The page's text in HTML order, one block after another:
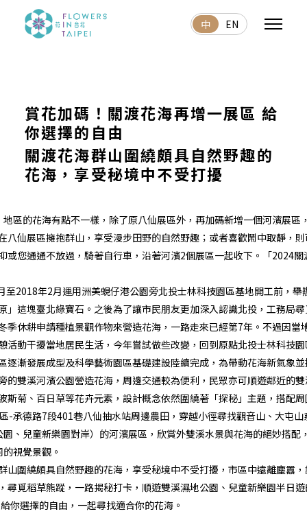
中 EN
賞花加碼！關渡花海再增一展區 給
你選擇的自由
關渡花海群山圍繞頗具自然野趣的
花海，享受秘境中不受打擾
區的花海有點不一樣，除了原八仙展區外，再加碼新增一個河濱展區
八仙展區擁抱群山，享受漫步田野的自然野趣；或者喜歡鬧中取靜，
或您通通不放過，騎著自行車，沿著河濱2個展區一起收下。「2024
2018年2月運用洲美蜆仔港公園旁北投士林科技園區基地開工前，舉
」這塊臺北綠寶石。之後為了讓市民朋友更加深入認識北投，工務局
季休耕申請種植景觀作物來營造花海，一路走來已經第7年。不過因當
活動干擾當地居民生活，今年嘗試做些改變，回到原點北投士林科技
逐漸發展成型及科學藝術園區基礎建設陸續完成，為帶動花海新氣象
的雙溪河濱公園營造花海，周邊交通較為便利，民眾亦可順遊鄰近的
斯菊、百日草等花卉元素，設計概念依然圍繞著「探秘」主題，搭配
-承德路7段401巷八仙抽水站周邊農田，穿越小徑尋找觀音山、大屯
、兒童新樂園對岸）的河濱展區，欣賞外雙溪水景與花海的絕妙搭配
視覺景觀。
山圍繞頗具自然野趣的花海，享受秘境中不受打擾，市區中遠離塵囂
尋覓稻草熊蹤，一路揭秘打卡，順遊雙溪濕地公園、兒童新樂園半日
你選擇的自由，一起尋找適合你的花海。